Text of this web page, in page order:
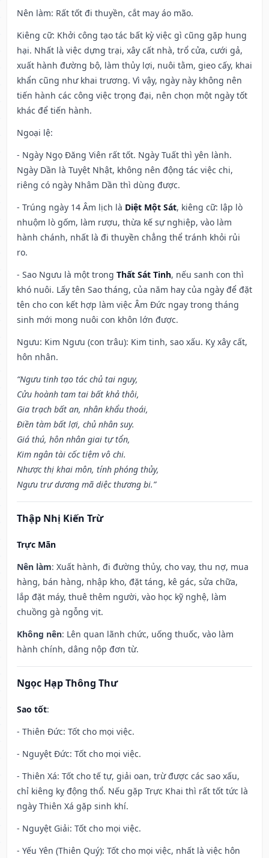
Nên làm: Rất tốt đi thuyền, cắt may áo mão.
Kiêng cữ: Khởi công tạo tác bất kỳ việc gì cũng gặp hung
hại. Nhất là việc dựng trại, xây cất nhà, trổ cửa, cưới gả,
xuất hành đường bộ, làm thủy lợi, nuôi tằm, gieo cấy, khai
khẩn cũng như khai trương. Vì vậy, ngày này không nên
tiến hành các công việc trọng đại, nên chọn một ngày tốt
khác để tiến hành.
Ngoại lệ:
- Ngày Ngọ Đăng Viên rất tốt. Ngày Tuất thì yên lành.
Ngày Dần là Tuyệt Nhật, không nên động tác việc chi,
riêng có ngày Nhâm Dần thì dùng được.
- Trúng ngày 14 Âm lịch là Diệt Một Sát, kiêng cữ: lập lò
nhuộm lò gốm, làm rượu, thừa kế sự nghiệp, vào làm
hành chánh, nhất là đi thuyền chẳng thể tránh khỏi rủi
ro.
- Sao Ngưu là một trong Thất Sát Tinh, nếu sanh con thì
khó nuôi. Lấy tên Sao tháng, của năm hay của ngày để đặt
tên cho con kết hợp làm việc Âm Đức ngay trong tháng
sinh mới mong nuôi con khôn lớn được.
Ngưu: Kim Ngưu (con trâu): Kim tinh, sao xấu. Kỵ xây cất,
hôn nhân.
“Ngưu tinh tạo tác chủ tai nguy,
Cửu hoành tam tai bất khả thôi,
Gia trạch bất an, nhân khẩu thoái,
Điền tàm bất lợi, chủ nhân suy.
Giá thú, hôn nhân giai tự tổn,
Kim ngân tài cốc tiệm vô chi.
Nhược thị khai môn, tính phóng thủy,
Ngưu trư dương mã diệc thương bi.”
Thập Nhị Kiến Trừ
Trực Mãn
Nên làm: Xuất hành, đi đường thủy, cho vay, thu nợ, mua
hàng, bán hàng, nhập kho, đặt táng, kê gác, sửa chữa,
lắp đặt máy, thuê thêm người, vào học kỹ nghệ, làm
chuồng gà ngỗng vịt.
Không nên: Lên quan lãnh chức, uống thuốc, vào làm
hành chính, dâng nộp đơn từ.
Ngọc Hạp Thông Thư
Sao tốt:
- Thiên Đức: Tốt cho mọi việc.
- Nguyệt Đức: Tốt cho mọi việc.
- Thiên Xá: Tốt cho tế tự, giải oan, trừ được các sao xấu,
chỉ kiêng kỵ động thổ. Nếu gặp Trực Khai thì rất tốt tức là
ngày Thiên Xá gặp sinh khí.
- Nguyệt Giải: Tốt cho mọi việc.
- Yếu Yên (Thiên Quý): Tốt cho mọi việc, nhất là việc hôn